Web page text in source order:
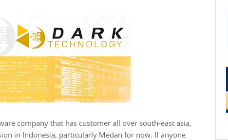
company that has customer all over south-east asia,
in Indonesia, particularly Medan for now. If anyone